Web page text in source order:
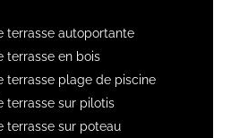
terrasse autoportante
terrasse en bois
terrasse plage de piscine
terrasse sur pilotis
terrasse sur poteau